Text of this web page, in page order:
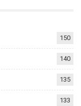
150
140
135
133